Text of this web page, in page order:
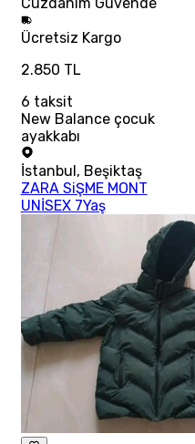
Ücretsiz Kargo
2.850 TL
6 taksit
New Balance çocuk
ayakkabı
İstanbul , Beşiktaş
ZARA SiŞME MONT
UNİSEX 7Yaş